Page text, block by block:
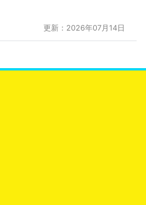
更新：2026年07月14日